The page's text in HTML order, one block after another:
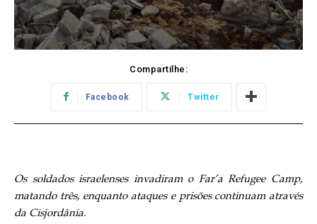
Compartilhe:
Facebook Twitter
Os soldados israelenses invadiram o Far’a Refugee Camp,
matando três, enquanto ataques e prisões continuam através
da Cisjordânia.